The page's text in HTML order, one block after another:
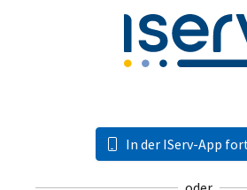
In der IServ-App